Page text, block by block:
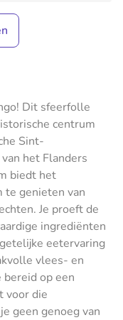
Dit sfeerfolle
centrum
Sint-
het Flanders
biedt het
te genieten van
Je proeft de
ingrediënten
eetervaring
vlees- en
op een
voor die
geen genoeg van